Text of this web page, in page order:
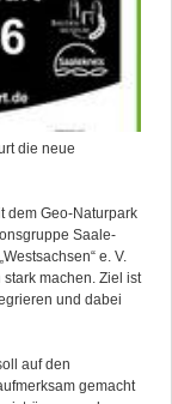
die neue
dem Geo-Naturpark
Saale-
e. V.
machen. Ziel ist
und dabei
auf den
gemacht